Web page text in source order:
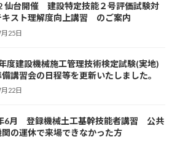
仙台開催 建設特定技能２号評価試験対
スト理解度向上講習 のご案内
25日
度建設機械施工管理技術検定試験(実地)
講習会の日程等を更新いたしました。
22日
6月 登録機械土工基幹技能者講習 公共
の運休で来場できなかった方